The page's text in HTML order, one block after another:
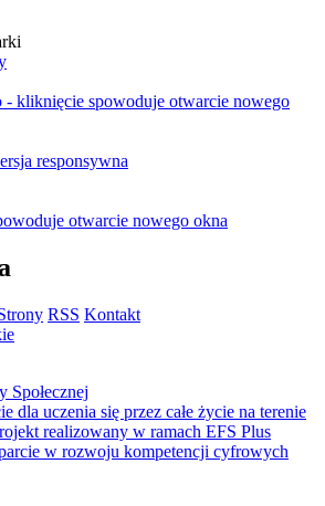
RSS Kontakt
Społecznej
dla uczenia się przez całe życie na terenie
realizowany w ramach EFS Plus
w rozwoju kompetencji cyfrowych